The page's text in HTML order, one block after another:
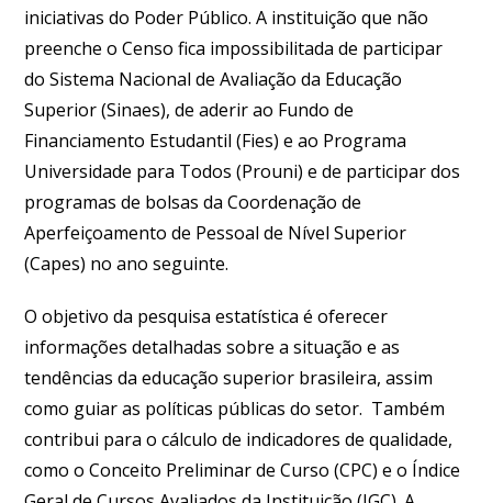
iniciativas do Poder Público. A instituição que não
preenche o Censo fica impossibilitada de participar
do Sistema Nacional de Avaliação da Educação
Superior (Sinaes), de aderir ao Fundo de
Financiamento Estudantil (Fies) e ao Programa
Universidade para Todos (Prouni) e de participar dos
programas de bolsas da Coordenação de
Aperfeiçoamento de Pessoal de Nível Superior
(Capes) no ano seguinte.
O objetivo da pesquisa estatística é oferecer
informações detalhadas sobre a situação e as
tendências da educação superior brasileira, assim
como guiar as políticas públicas do setor. Também
contribui para o cálculo de indicadores de qualidade,
como o Conceito Preliminar de Curso (CPC) e o Índice